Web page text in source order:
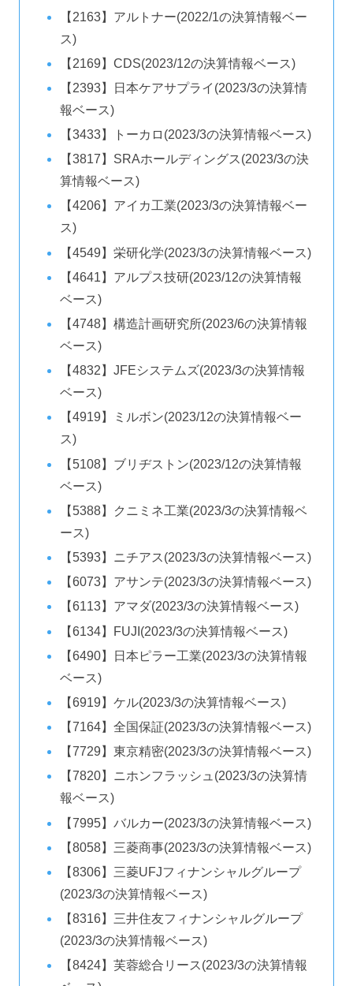
【2163】アルトナー(2022/1の決算情報ベー
ス)
【2169】CDS(2023/12の決算情報ベース)
【2393】日本ケアサプライ(2023/3の決算情
報ベース)
【3433】トーカロ(2023/3の決算情報ベース)
【3817】SRAホールディングス(2023/3の決
算情報ベース)
【4206】アイカ工業(2023/3の決算情報ベー
ス)
【4549】栄研化学(2023/3の決算情報ベース)
【4641】アルプス技研(2023/12の決算情報
ベース)
【4748】構造計画研究所(2023/6の決算情報
ベース)
【4832】JFEシステムズ(2023/3の決算情報
ベース)
【4919】ミルボン(2023/12の決算情報ベー
ス)
【5108】ブリヂストン(2023/12の決算情報
ベース)
【5388】クニミネ工業(2023/3の決算情報ベ
ース)
【5393】ニチアス(2023/3の決算情報ベース)
【6073】アサンテ(2023/3の決算情報ベース)
【6113】アマダ(2023/3の決算情報ベース)
【6134】FUJI(2023/3の決算情報ベース)
【6490】日本ピラー工業(2023/3の決算情報
ベース)
【6919】ケル(2023/3の決算情報ベース)
【7164】全国保証(2023/3の決算情報ベース)
【7729】東京精密(2023/3の決算情報ベース)
【7820】ニホンフラッシュ(2023/3の決算情
報ベース)
【7995】バルカー(2023/3の決算情報ベース)
【8058】三菱商事(2023/3の決算情報ベース)
【8306】三菱UFJフィナンシャルグループ
(2023/3の決算情報ベース)
【8316】三井住友フィナンシャルグループ
(2023/3の決算情報ベース)
【8424】芙蓉総合リース(2023/3の決算情報